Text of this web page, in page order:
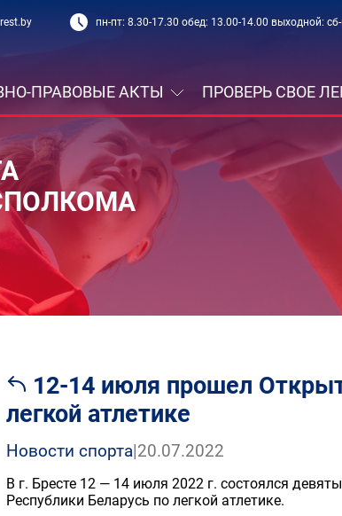
пн-пт: 8.30-17.30 обед: 13.00-14.00 выходной:
ПРАВОВЫЕ АКТЫ ПРОВЕРЬ СВОЕ
12-14 июля прошел
легкой атлетике
Новости спорта|20.07.2022
В г. Бресте 12 — 14 июля 2022 г. состоялся
Республики Беларусь по легкой атлетике.